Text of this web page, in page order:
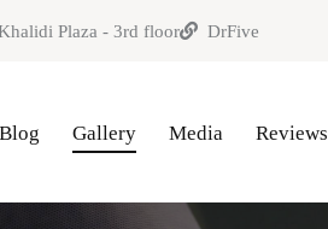
Plaza - 3rd floor DrFive
Blog Gallery Media Reviews